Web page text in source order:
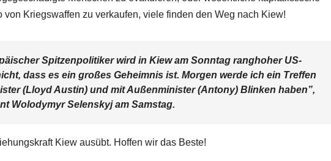
von Kriegswaffen zu verkaufen, viele finden den Weg nach Kiew!
Spitzenpolitiker wird in Kiew am Sonntag ranghoher US-
dass es ein großes Geheimnis ist. Morgen werde ich ein Treffen
(Lloyd Austin) und mit Außenminister (Antony) Blinken haben”,
Wolodymyr Selenskyj am Samstag.
Kiew ausübt. Hoffen wir das Beste!